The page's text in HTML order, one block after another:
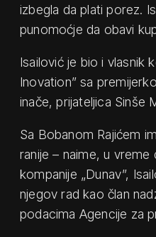
izbegla da plati porez.
punomoćje da obavi
Isailović je bio i vlasnik
Inovation” sa
inače, prijateljica Sinše
Sa Bobanom Rajićem
ranije – naime, u
kompanije „Dunav”,
njegov rad kao član
podacima Agencije za